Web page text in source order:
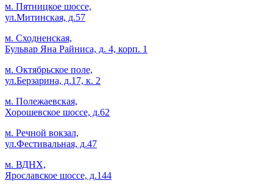
м. Пятницкое шоссе,
ул.Митинская, д.57
м. Сходненская,
Бульвар Яна Райниса, д. 4, корп. 1
м. Октябрьское поле,
ул.Берзарина, д.17, к. 2
м. Полежаевская,
Хорошевское шоссе, д.62
м. Речной вокзал,
ул.Фестивальная, д.47
м. ВДНХ,
Ярославское шоссе, д.144